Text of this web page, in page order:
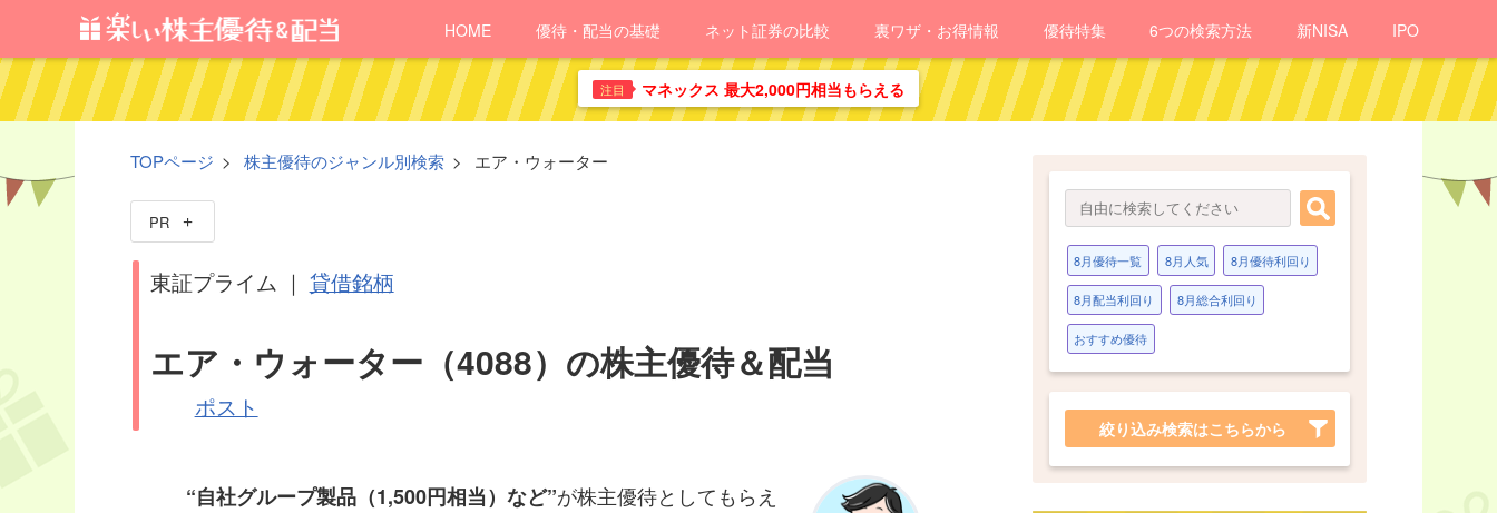
HOME 優待・配当の基礎 ネット証券の比較 裏ワザ・お得情報 優待特集 6つの検索方法 新NISA IPO
注目 マネックス 最大2,000円相当もらえる
TOPページ 株主優待のジャンル別検索 エア・ウォーター
PR
東証プライム ｜ 貸借銘柄
エア・ウォーター（4088）の株主優待＆配当
ポスト
“自社グループ製品（1,500円相当）など”が株主優待としてもらえ
8月優待一覧 8月人気 8月優待利回り
8月配当利回り 8月総合利回り
おすすめ優待
絞り込み検索はこちらから